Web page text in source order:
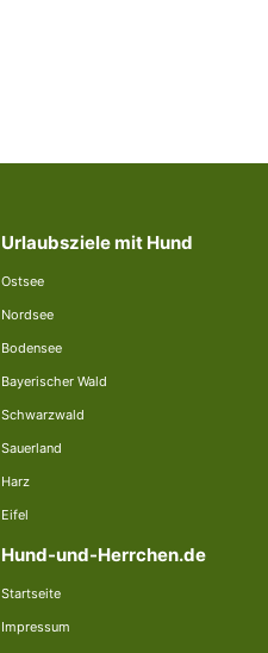
Urlaubsziele mit Hund
Ostsee
Nordsee
Bodensee
Bayerischer Wald
Schwarzwald
Sauerland
Harz
Eifel
Hund-und-Herrchen.de
Startseite
Impressum